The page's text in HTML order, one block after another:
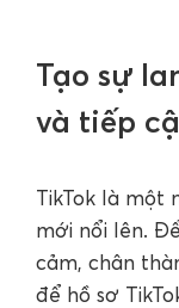
Tạo sự
và tiếp
TikTok là một
mới nổi lên.
cảm, chân
để hồ sơ